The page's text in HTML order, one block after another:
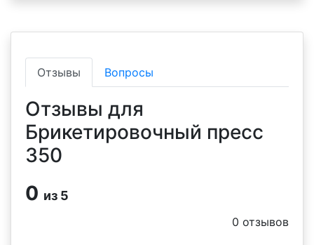
Отзывы Вопросы
Отзывы для
Брикетировочный пресс
350
0 из 5
0 отзывов